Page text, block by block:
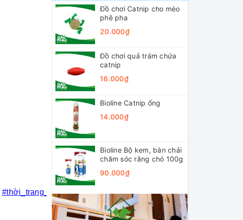
#thời_trang_thú_cưng #khách_sạn_thú_cưng
Đồ chơi Catnip cho mèo
phê pha
20.000₫
Đồ chơi quả trám chứa
catnip
16.000₫
Bioline Catnip ống
14.000₫
Bioline Bộ kem, bàn chải
chăm sóc răng chó 100g
90.000₫